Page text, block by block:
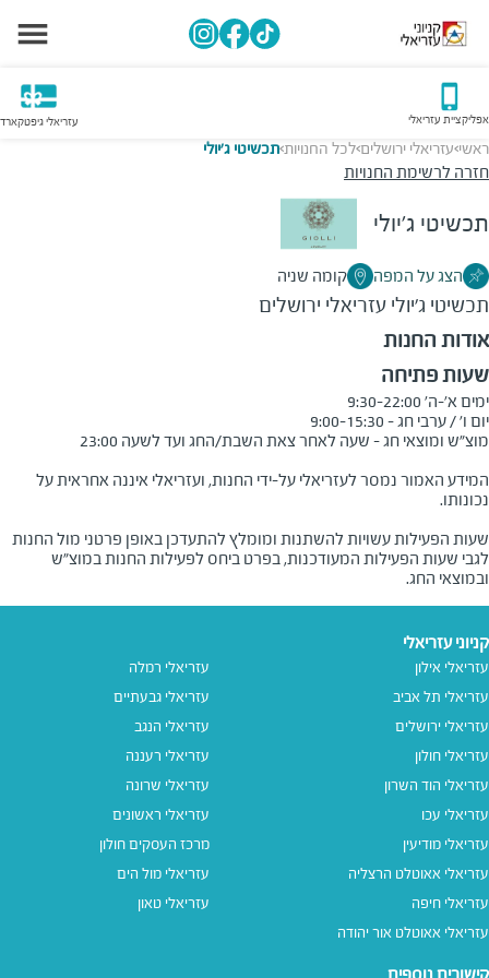
אפליקציית עזריאלי עזריאלי גיפטקארד
ראשי>עזריאלי ירושלים>לכל החנויות>תכשיטי ג'יולי
חזרה לרשימת החנויות
תכשיטי ג'יולי
הצג על המפה קומה שניה
תכשיטי ג'יולי עזריאלי ירושלים
אודות החנות
שעות פתיחה
המידע האמור נמסר לעזריאלי על-ידי החנות, ועזריאלי איננה אחראית על
שעות הפעילות עשויות להשתנות ומומלץ להתעדכן באופן פרטני מול החנות
לגבי שעות הפעילות המעודכנות, בפרט ביחס לפעילות החנות במוצ"ש
ובמוצאי החג.
קניוני עזריאלי
עזריאלי אילון
עזריאלי תל אביב
עזריאלי ירושלים
עזריאלי חולון
עזריאלי הוד השרון
עזריאלי עכו
עזריאלי מודיעין
עזריאלי אאוטלט הרצליה
עזריאלי חיפה
עזריאלי אאוטלט אור יהודה
עזריאלי רמלה
עזריאלי גבעתיים
עזריאלי הנגב
עזריאלי רעננה
עזריאלי שרונה
עזריאלי ראשונים
מרכז העסקים חולון
עזריאלי מול הים
עזריאלי טאון